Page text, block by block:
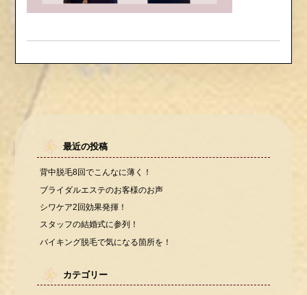
最近の投稿
背中脱毛8回でこんなに薄く！
ブライダルエステのお客様のお声
シワケア2回効果発揮！
スタッフの結婚式に参列！
バイキング脱毛で気になる箇所を！
カテゴリー